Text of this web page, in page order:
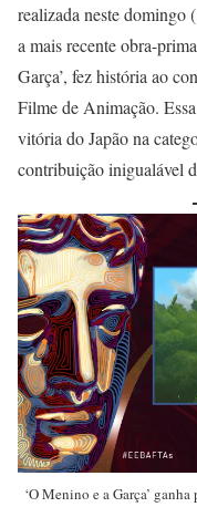
realizada neste domingo
a mais recente obra-
Garça’, fez história ao
Filme de Animação.
vitória do Japão na
contribuição inigualável
‘O Menino e a Garça’